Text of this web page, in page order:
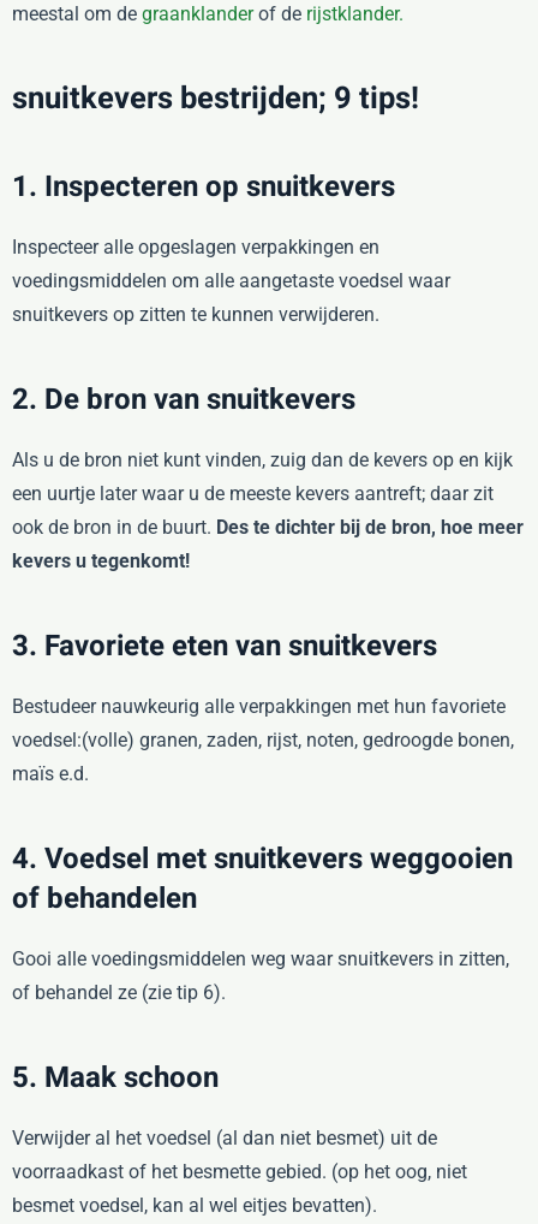
meestal om de graanklanderof de rijstklander.
snuitkevers bestrijden; 9 tips!
1. Inspecteren op snuitkevers
Inspecteer alle opgeslagen verpakkingen en
voedingsmiddelen om alle aangetaste voedsel waar
snuitkevers op zitten te kunnen verwijderen.
2. De bron van snuitkevers
Als u de bron niet kunt vinden, zuig dan de kevers op en kijk
een uurtje later waar u de meeste kevers aantreft; daar zit
ook de bron in de buurt. Des te dichter bij de bron, hoe meer
kevers u tegenkomt!
3. Favoriete eten van snuitkevers
Bestudeer nauwkeurig alle verpakkingen met hun favoriete
voedsel:(volle) granen, zaden, rijst, noten, gedroogde bonen,
maïs e.d.
4. Voedsel met snuitkevers weggooien
of behandelen
Gooi alle voedingsmiddelen weg waar snuitkevers in zitten,
of behandel ze (zie tip 6).
5. Maak schoon
Verwijder al het voedsel (al dan niet besmet) uit de
voorraadkast of het besmette gebied. (op het oog, niet
besmet voedsel, kan al wel eitjes bevatten).